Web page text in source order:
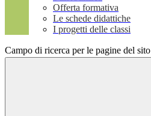
Offerta formativa
Le schede didattiche
I progetti delle classi
Campo di ricerca per le pagine del sito